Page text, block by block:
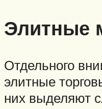
Элитные
Отдельного
элитные
них выделяют